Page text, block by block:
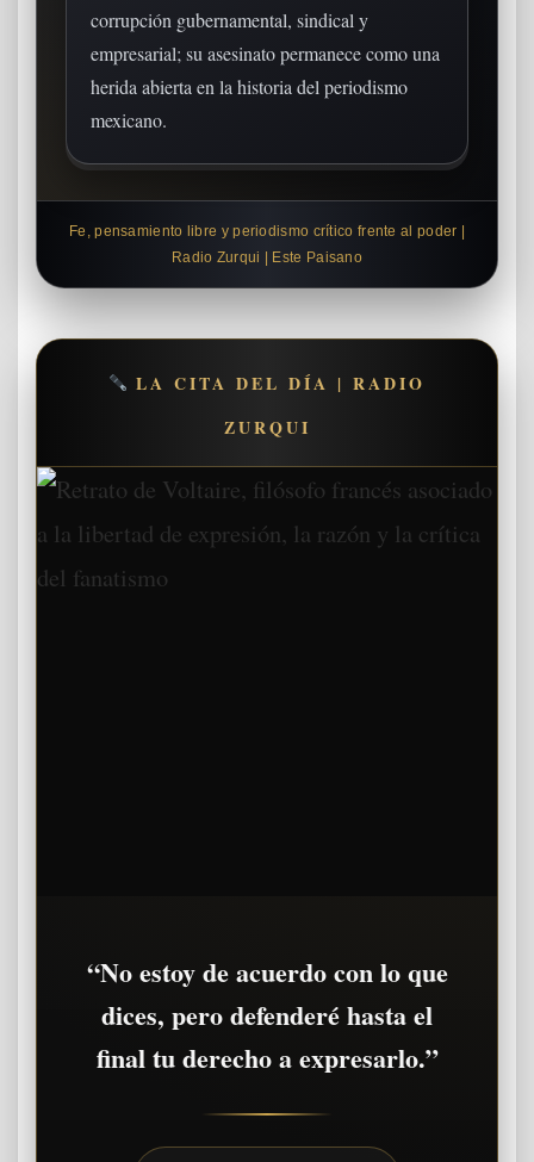
corrupción gubernamental, sindical y
empresarial; su asesinato permanece como una
herida abierta en la historia del periodismo
mexicano.
Fe, pensamiento libre y periodismo crítico frente al poder |
Radio Zurqui | Este Paisano
LA CITA DEL DÍA | RADIO
ZURQUI
“No estoy de acuerdo con lo que
dices, pero defenderé hasta el
final tu derecho a expresarlo.”